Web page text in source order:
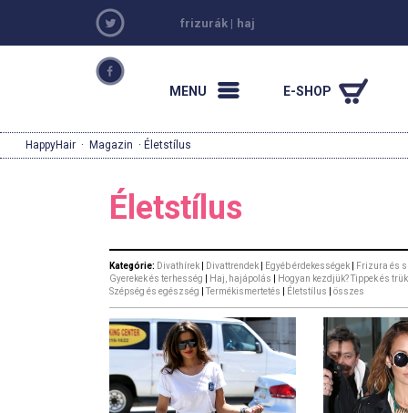
frizurák | haj
MENU E-SHOP
HappyHair · Magazin · Életstílus
Életstílus
Kategórie: Divathírek Divattrendek Egyéb érdekességek
Frizura és
Gyerekek és terhesség
Haj, hajápolás
Hogyan kezdjük? Tippek és
Szépség és egészség
Termékismertetés Életstílus összes